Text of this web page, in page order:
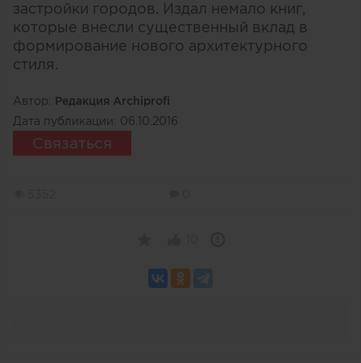
застройки городов. Издал немало книг,
которые внесли существенный вклад в
формирование нового архитектурного
стиля.
Автор: Редакция Archiprofi
Дата публикации: 06.10.2016
Связаться